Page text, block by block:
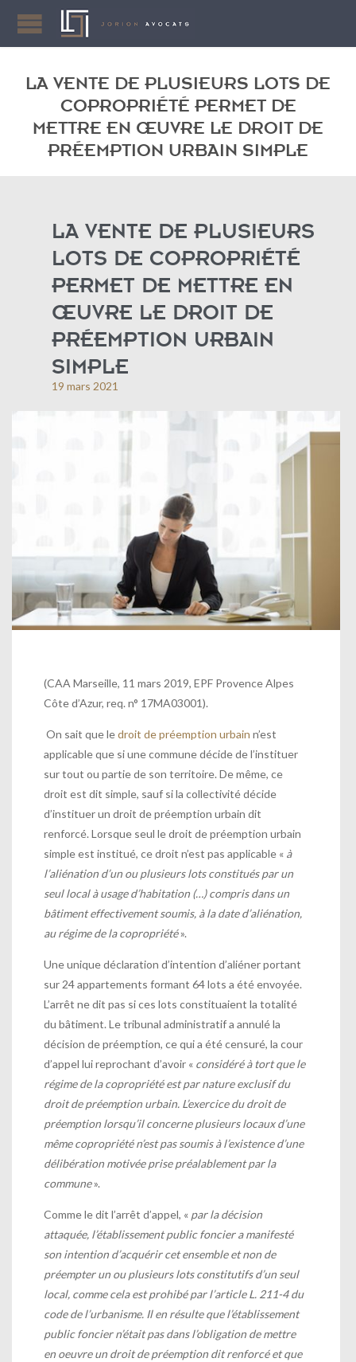
LA VENTE DE PLUSIEURS LOTS DE
COPROPRIÉTÉ PERMET DE
METTRE EN ŒUVRE LE DROIT DE
PRÉEMPTION URBAIN SIMPLE
LA VENTE DE PLUSIEURS
LOTS DE COPROPRIÉTÉ
PERMET DE METTRE EN
ŒUVRE LE DROIT DE
PRÉEMPTION URBAIN
SIMPLE
19 mars 2021
(CAA Marseille, 11 mars 2019, EPF Provence Alpes
Côte d’Azur, req. n° 17MA03001).
On sait que ledroit de préemption urbain n’est
applicable que si une commune décide de l’instituer
sur tout ou partie de son territoire. De même, ce
droit est dit simple, sauf si la collectivité décide
d’instituer un droit de préemption urbain dit
renforcé. Lorsque seul le droit de préemption urbain
simple est institué, ce droit n’est pas applicable « à
l’aliénation d’un ou plusieurs lots constitués par un
seul local à usage d’habitation (…) compris dans un
bâtiment effectivement soumis, à la date d’aliénation,
au régime de la copropriété».
Une unique déclaration d’intention d’aliéner portant
sur 24 appartements formant 64 lots a été envoyée.
L’arrêt ne dit pas si ces lots constituaient la totalité
du bâtiment. Le tribunal administratif a annulé la
décision de préemption, ce qui a été censuré, la cour
d’appel lui reprochant d’avoir « considéré à tort que le
régime de la copropriété est par nature exclusif du
droit de préemption urbain. L’exercice du droit de
préemption lorsqu’il concerne plusieurs locaux d’une
même copropriété n’est pas soumis à l’existence d’une
délibération motivée prise préalablement par la
commune».
Comme le dit l’arrêt d’appel, « par la décision
attaquée, l’établissement public foncier a manifesté
son intention d’acquérir cet ensemble et non de
préempter un ou plusieurs lots constitutifs d’un seul
local, comme cela est prohibé par l’article L. 211-4 du
code de l’urbanisme. Il en résulte que l’établissement
public foncier n’était pas dans l’obligation de mettre
en oeuvre un droit de préemption dit renforcé et que